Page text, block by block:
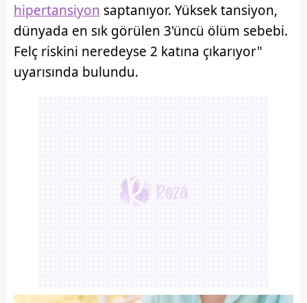
hipertansiyon saptanıyor. Yüksek tansiyon,
dünyada en sık görülen 3'üncü ölüm sebebi.
Felç riskini neredeyse 2 katına çıkarıyor"
uyarısında bulundu.